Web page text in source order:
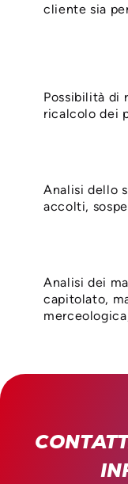
cliente sia
Possibilità di
ricalcolo dei
Analisi dello
accolti,
Analisi dei
capitolato,